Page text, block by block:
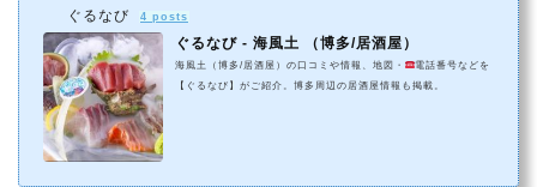
ぐるなび 4 posts
ぐるなび - 海風土 （博多/居酒屋）
海風土（博多/居酒屋）の口コミや情報、地図・
電話番号などを
【ぐるなび】がご紹介。博多周辺の居酒屋情報も掲載。